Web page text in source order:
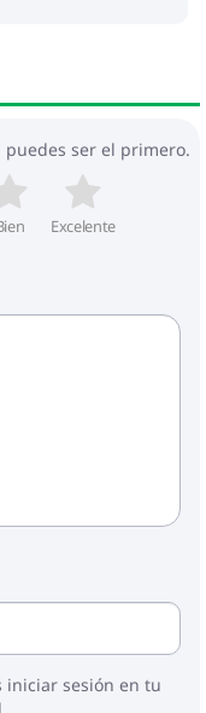
ser el primero.
Excelente
iniciar sesión en tu